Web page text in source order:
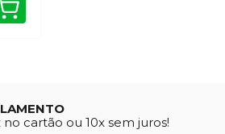
no cartão ou 10x sem juros!